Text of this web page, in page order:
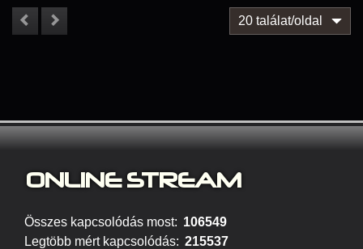
20 találat/oldal
ONLINE STREAM
Összes kapcsolódás most: 106549
Legtöbb mért kapcsolódás: 215537